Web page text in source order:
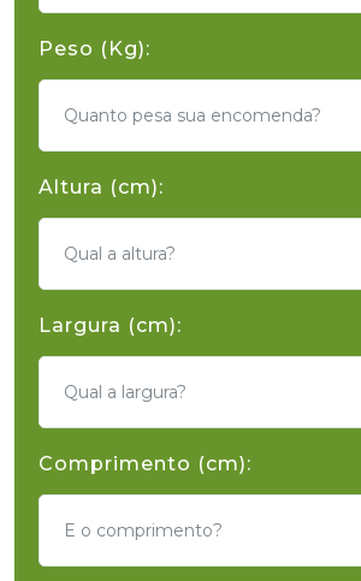
Peso (Kg):
Altura (cm):
Largura (cm):
Comprimento (cm):